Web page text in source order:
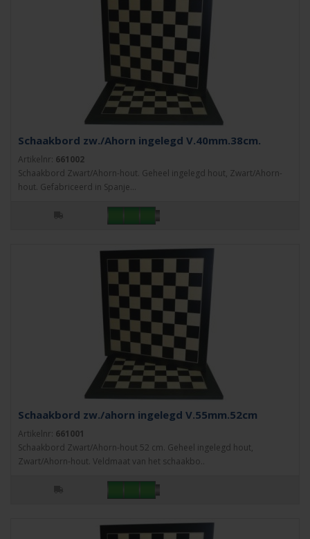
Schaakbord zw./Ahorn ingelegd V.40mm.38cm.
Artikelnr: 661002
Schaakbord Zwart/Ahorn-hout. Geheel ingelegd hout, Zwart/Ahorn-
hout. Gefabriceerd in Spanje...
Schaakbord zw./ahorn ingelegd V.55mm.52cm
Artikelnr: 661001
Schaakbord Zwart/Ahorn-hout 52 cm. Geheel ingelegd hout,
Zwart/Ahorn-hout. Veldmaat van het schaakbo..